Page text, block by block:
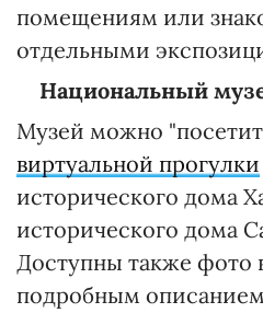
помещениям или
отдельными
Национальный
Музей можно
виртуальной прогулки
исторического дома
исторического дома
Доступны также фото
подробным